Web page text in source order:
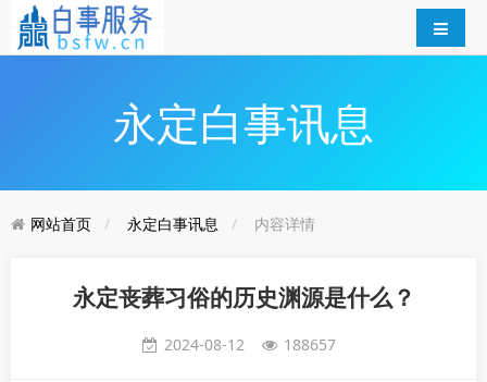
永定白事讯息
网站首页 永定白事讯息 内容详情
永定丧葬习俗的历史渊源是什么？
2024-08-12 188657